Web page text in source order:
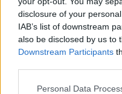
disclosure of your
IAB’s list of downstream
also be disclosed by us to
Downstream Participants
Please note that this
Personal Data
Ebben az
„romlani” a